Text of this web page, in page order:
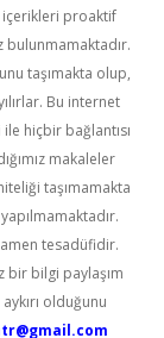
içerikleri proaktif
bulunmamaktadır.
taşımakta olup,
Bu internet
hiçbir bağlantısı
makaleler
taşımamakta
tesadüfidir.
bir bilgi paylaşım
olduğunu